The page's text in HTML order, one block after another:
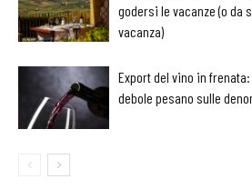
godersi le vacanze (o da
vacanza)
Export del vino in
debole pesano sulle